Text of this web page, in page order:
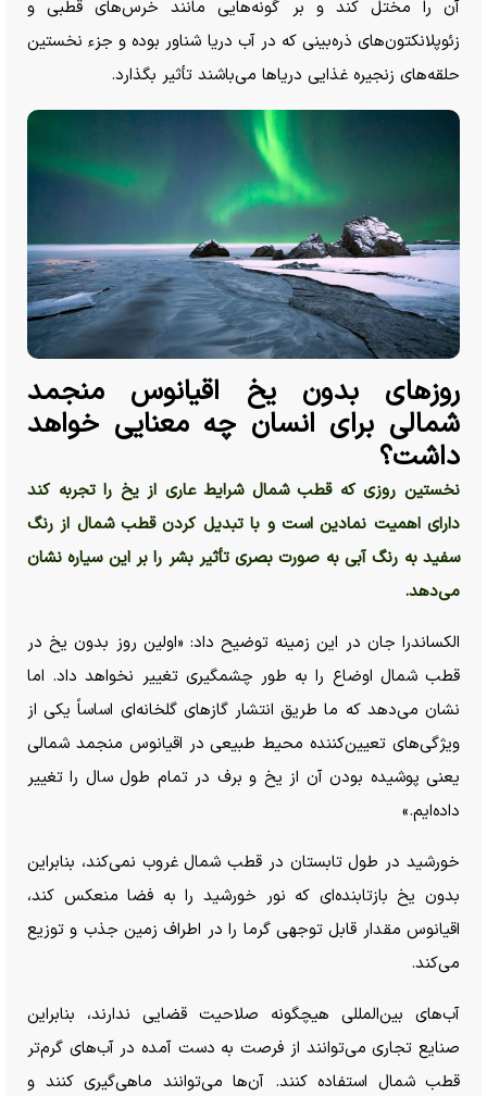
آن را مختل کند و بر گونه‌هایی مانند خرس‌های قطبی و
زئوپلانکتون‌های ذره‌بینی که در آب دریا شناور بوده و جزء نخستین
حلقه‌های زنجیره غذایی دریا‌ها می‌باشند تأثیر بگذارد.
روز‌های بدون یخ اقیانوس منجمد
شمالی برای انسان چه معنایی خواهد
داشت؟
نخستین روزی که قطب شمال شرایط عاری از یخ را تجربه کند
دارای اهمیت نمادین است و با تبدیل کردن قطب شمال از رنگ
سفید به رنگ آبی به صورت بصری تأثیر بشر را بر این سیاره نشان
می‌دهد.
الکساندرا جان در این زمینه توضیح داد: «اولین روز بدون یخ در
قطب شمال اوضاع را به طور چشمگیری تغییر نخواهد داد. اما
نشان می‌دهد که ما طریق انتشار گاز‌های گلخانه‌ای اساساً یکی از
ویژگی‌های تعیین‌کننده محیط طبیعی در اقیانوس منجمد شمالی
یعنی پوشیده بودن آن از یخ و برف در تمام طول سال را تغییر
داده‌ایم.»
خورشید در طول تابستان در قطب شمال غروب نمی‌کند، بنابراین
بدون یخ بازتابنده‌ای که نور خورشید را به فضا منعکس کند،
اقیانوس مقدار قابل توجهی گرما را در اطراف زمین جذب و توزیع
می‌کند.
آب‌های بین‌المللی هیچگونه صلاحیت قضایی ندارند، بنابراین
صنایع تجاری می‌توانند از فرصت به دست آمده در آب‌های گرم‌تر
قطب شمال استفاده کنند. آن‌ها می‌توانند ماهی‌گیری کنند و